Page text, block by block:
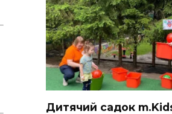
Дитячий садок